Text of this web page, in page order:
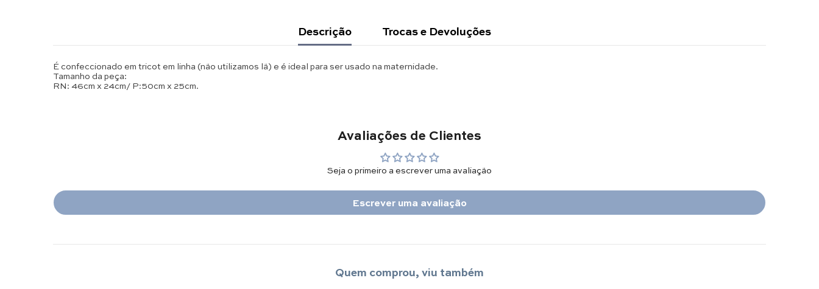
Descrição Trocas e Devoluções
É confeccionado em tricot em linha (não utilizamos lã) e é ideal para ser usado na maternidade.
Tamanho da peça:
RN: 46cm x 24cm/ P:50cm x 25cm.
Avaliações de Clientes
Seja o primeiro a escrever uma avaliação
Escrever uma avaliação
Quem comprou, viu também